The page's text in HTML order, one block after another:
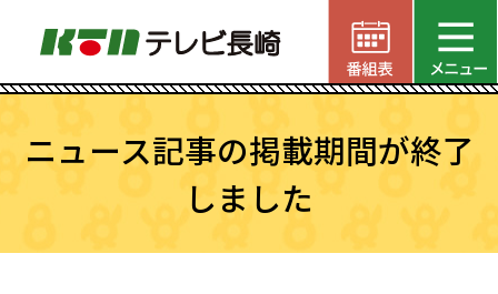
ニュース記事の掲載期間が終了
しました